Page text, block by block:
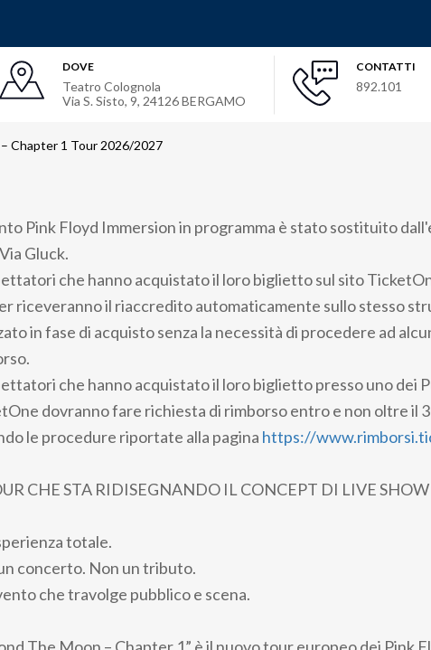
DOVE
Teatro Colognola
Via S. Sisto, 9, 24126BERGAMO
CONTATTI
892.101
Chapter 1 Tour 2026/2027
Pink Floyd Immersion in programma è stato sostituito
Gluck.
che hanno acquistato il loro biglietto sul sito
riceveranno il riaccredito automaticamente sullo stesso
in fase di acquisto senza la necessità di procedere ad
che hanno acquistato il loro biglietto presso uno dei
dovranno fare richiesta di rimborso entro e non oltre il
le procedure riportate alla pagina https://
CHE STA RIDISEGNANDO IL CONCEPT DI LIVE
totale.
concerto. Non un tributo.
che travolge pubblico e scena.